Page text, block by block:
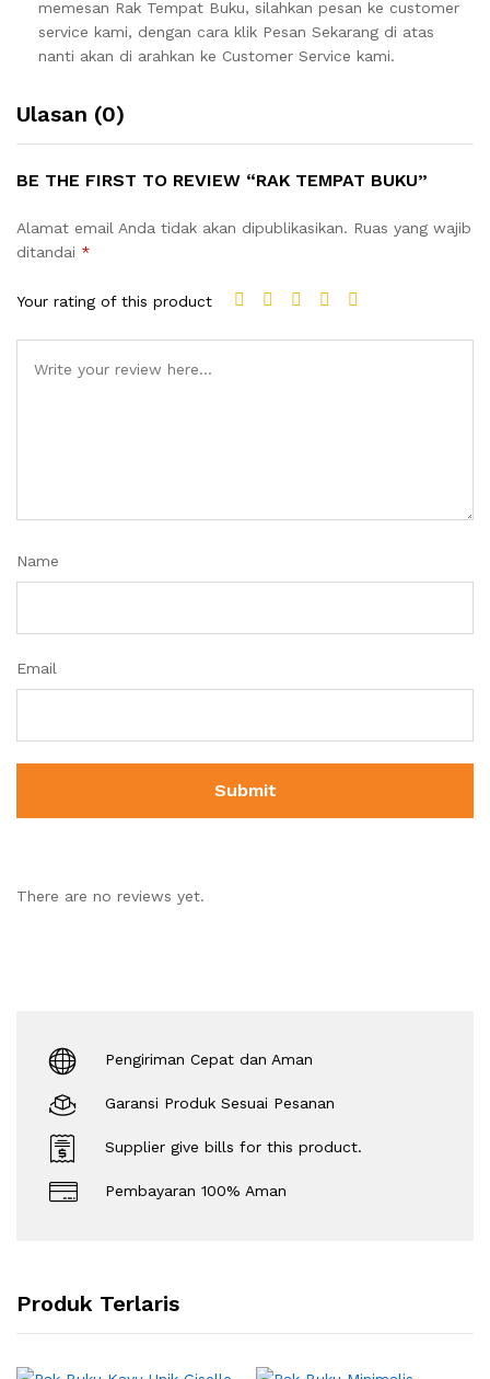
memesan Rak Tempat Buku, silahkan pesan ke customer
service kami, dengan cara klik Pesan Sekarang di atas
nanti akan di arahkan ke Customer Service kami.
Ulasan (0)
BE THE FIRST TO REVIEW “RAK TEMPAT BUKU”
Alamat email Anda tidak akan dipublikasikan. Ruas yang wajib
ditandai *
Your rating of this product
Name
Email
There are no reviews yet.
Pengiriman Cepat dan Aman
Garansi Produk Sesuai Pesanan
Supplier give bills for this product.
Pembayaran 100% Aman
Produk Terlaris